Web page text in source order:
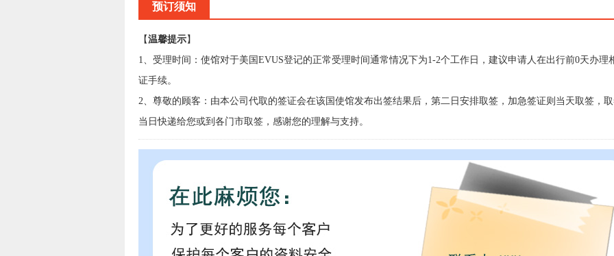
预订须知
【温馨提示】
1、受理时间：使馆对于美国EVUS登记的正常受理时间通常情况下为1-2个工作日，建议申请人在出行前0天办理
证手续。
2、尊敬的顾客：由本公司代取的签证会在该国使馆发布出签结果后，第二日安排取签，加急签证则当天取签，
当日快递给您或到各门市取签，感谢您的理解与支持。